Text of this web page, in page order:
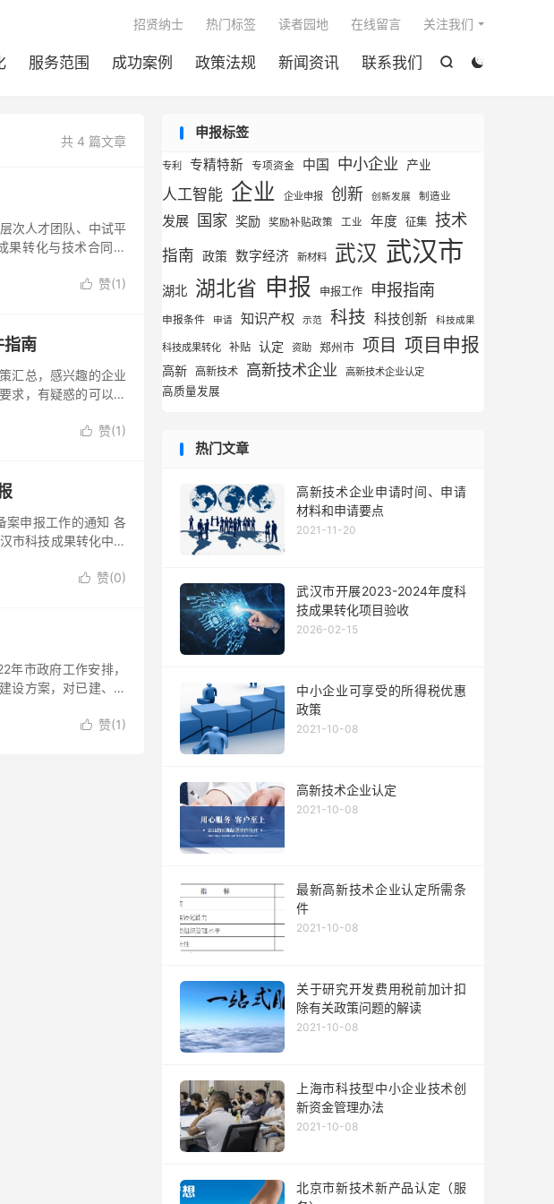


服务范围 成功案例 政策法规 新闻资讯 联系我们
招贤纳士 热门标签 读者园地 在线留言 关注我们
共 4 篇文章
次人才团队、中试平
果转化与技术合同交
 赞(1)
指南
汇总，感兴趣的企业
求，有疑惑的可以随
 赞(1)
案申报工作的通知 各
市科技成果转化中试
 赞(0)
市政府工作安排，
设方案，对已建、在
 赞(1)
申报标签
专利 专精特新 专项资金 中国 中小企业 产业
人工智能 企业 企业申报 创新 创新发展 制造业
发展 国家 奖励 奖励补贴政策 工业 年度 征集 技术
指南 政策 数字经济 新材料 武汉 武汉市
湖北 湖北省 申报 申报工作 申报指南
申报条件 申请 知识产权 示范 科技 科技创新 科技成果
科技成果转化 补贴 认定 资助 郑州市 项目 项目申报
高新 高新技术 高新技术企业 高新技术企业认定
高质量发展
热门文章
高新技术企业申请时间、申请
材料和申请要点
2021-11-20
武汉市开展2023-2024年度科
技成果转化项目验收
2026-02-15
中小企业可享受的所得税优惠
政策
2021-10-08
高新技术企业认定
2021-10-08
最新高新技术企业认定所需条
件
2021-10-08
关于研究开发费用税前加计扣
除有关政策问题的解读
2021-10-08
上海市科技型中小企业技术创
新资金管理办法
2021-10-08
北京市新技术新产品认定（服